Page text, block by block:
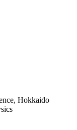
Hokkaido